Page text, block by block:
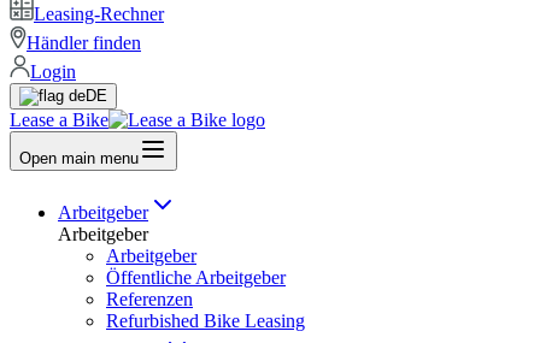
Leasing-Rechner
Händler finden
Login
DE
Lease a Bike
Open main menu
Arbeitgeber
Arbeitgeber
Arbeitgeber
Öffentliche Arbeitgeber
Referenzen
Refurbished Bike Leasing